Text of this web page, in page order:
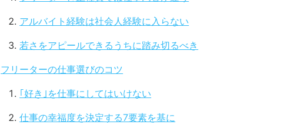
アルバイト経験は社会人経験に入らない
若さをアピールできるうちに踏み切るべき
フリーターの仕事選びのコツ
｢好き｣を仕事にしてはいけない
仕事の幸福度を決定する7要素を基に